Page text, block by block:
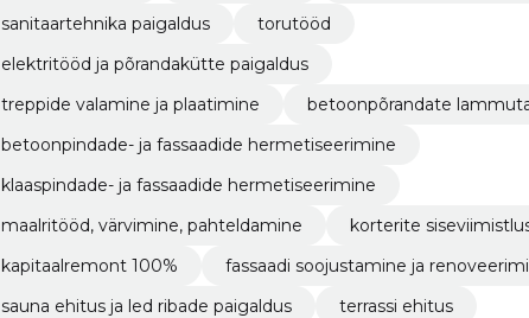
sanitaartehnika paigaldus
torutööd
elektritööd ja põrandakütte paigaldus
treppide valamine ja plaatimine
betoonpõrandate
betoonpindade- ja fassaadide hermetiseerimine
klaaspindade- ja fassaadide hermetiseerimine
maalritööd, värvimine, pahteldamine
korterite
kapitaalremont 100%
fassaadi soojustamine ja
sauna ehitus ja led ribade paigaldus
terrassi ehitus